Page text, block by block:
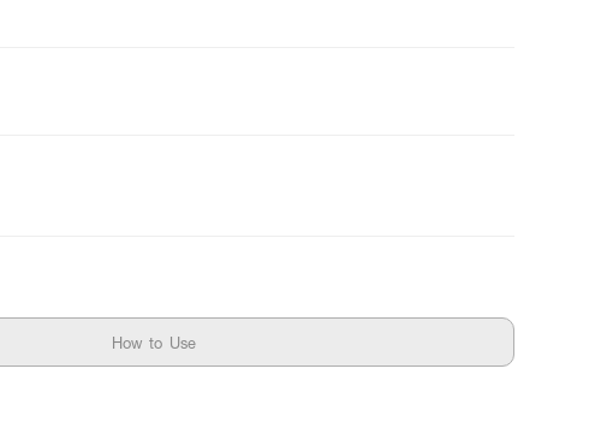
How to Use